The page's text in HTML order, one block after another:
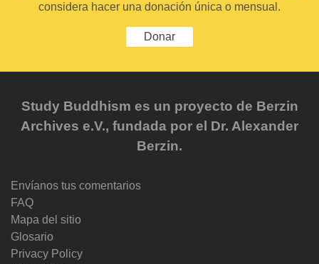
considera hacer una donación única o mensual.
Donar
Study Buddhism es un proyecto de Berzin
Archives e.V., fundada por el Dr. Alexander
Berzin.
Envíanos tus comentarios
FAQ
Mapa del sitio
Glosario
Privacy Policy